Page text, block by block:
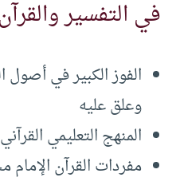
في التفسير
الفوز الكبير في أصول
وعلق عليه
المنهج التعليمي القرآني
مفردات القرآن